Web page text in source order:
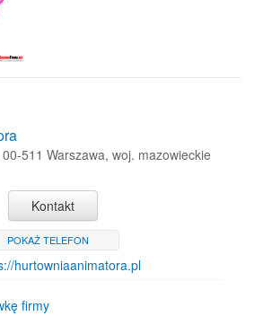
511 Warszawa, woj. mazowieckie
Kontakt
POKAŻ TELEFON
hurtowniaanimatora.pl
firmy